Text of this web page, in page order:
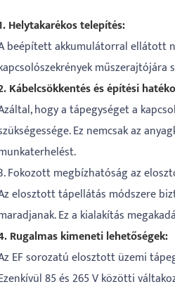
Helytakarékos telepítés:
beépített akkumulátorral ellátott
Kábelcsökkentés és építési
hogy a tápegységet a
Ez nemcsak az
Fokozott megbízhatóság az
elosztott tápellátás módszere
Ez a kialakítás
Rugalmas kimeneti lehetőségek:
EF sorozatú elosztott üzemi
85 és 265 V közötti